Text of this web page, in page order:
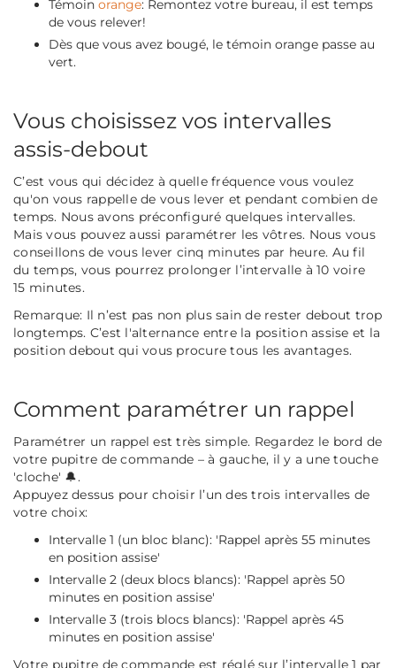
Témoin orange: Remontez votre bureau, il est temps
de vous relever!
Dès que vous avez bougé, le témoin orange passe au
vert.
Vous choisissez vos intervalles
assis-debout
C’est vous qui décidez à quelle fréquence vous voulez
qu'on vous rappelle de vous lever et pendant combien de
temps. Nous avons préconfiguré quelques intervalles.
Mais vous pouvez aussi paramétrer les vôtres. Nous vous
conseillons de vous lever cinq minutes par heure. Au fil
du temps, vous pourrez prolonger l’intervalle à 10 voire
15 minutes.
Remarque: Il n’est pas non plus sain de rester debout trop
longtemps. C’est l'alternance entre la position assise et la
position debout qui vous procure tous les avantages.
Comment paramétrer un rappel
Paramétrer un rappel est très simple. Regardez le bord de
votre pupitre de commande – à gauche, il y a une touche
'cloche' 🔔.
Appuyez dessus pour choisir l’un des trois intervalles de
votre choix:
Intervalle 1 (un bloc blanc): 'Rappel après 55 minutes
en position assise'
Intervalle 2 (deux blocs blancs): 'Rappel après 50
minutes en position assise'
Intervalle 3 (trois blocs blancs): 'Rappel après 45
minutes en position assise'
Votre pupitre de commande est réglé sur l’intervalle 1 par